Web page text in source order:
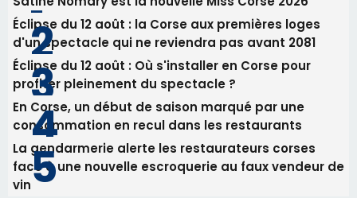
Tennis - Début ce week-end du tournoi du
RCPV
Les plus lus
Satine Nomary est la nouvelle Miss Corse 2026
Éclipse du 12 août : la Corse aux premières loges
d'un spectacle qui ne reviendra pas avant 2081